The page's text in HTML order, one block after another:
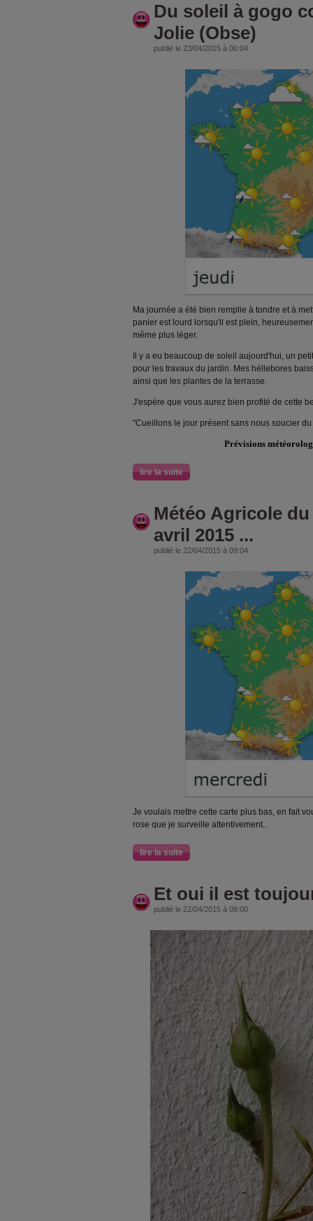
Du soleil à gogo
Jolie (Obse)
publié le 23/04/2015 à 00:04
Ma journée a été bien remplie à tondre et à
panier est lourd lorsqu'il est plein,
même plus léger.
Il y a eu beaucoup de soleil aujourd'hui, un
pour les travaux du jardin. Mes héllebores
ainsi que les plantes de la terrasse.
J'espère que vous aurez bien profité de cette
"Cueillons le jour présent sans nous soucier
Prévisions
lire la suite
Météo Agricole
avril 2015 ...
publié le 22/04/2015 à 09:04
Je voulais mettre cette carte plus bas, en fait
rose que je surveille attentivement..
lire la suite
Et oui il est
publié le 22/04/2015 à 09:00